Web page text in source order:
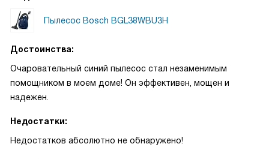
Пылесос Bosch BGL38WBU3H
Достоинства:
Очаровательный синий пылесос стал незаменимым
помощником в моем доме! Он эффективен, мощен и
надежен.
Недостатки:
Недостатков абсолютно не обнаружено!